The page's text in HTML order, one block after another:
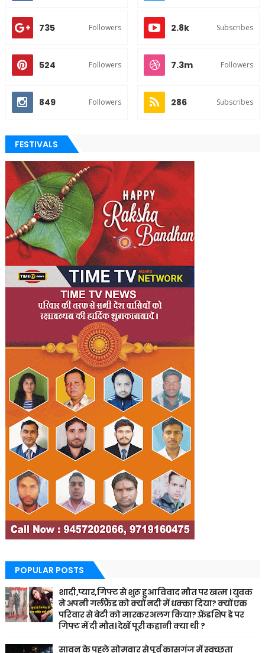
735 Followers 2.8k Subscribes
524 Followers 7.3m Followers
849 Followers 286 Subscribes
FESTIVALS
POPULAR POSTS
शादी,प्यार,गिफ्ट से शुरू हुआ विवाद मौत पर खत्म । युवक
ने अपनी गर्लफ्रैंड को क्यों नदी में धक्का दिया? क्यों एक
परिवार से बेटी को मारकर अलग किया? फ़्रेंडशिप डे पर
गिफ्ट में दी मौत। देखें पूरी कहानी क्या थी ?
सावन के पहले सोमवार से पूर्व कासगंज में स्वच्छता